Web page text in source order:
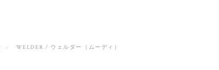
WELDER / ウェルダー（ムーディ）